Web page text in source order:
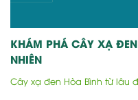
KHÁM PHÁ CÂY XẠ
NHIÊN
Cây xạ đen Hòa Bình từ lâu